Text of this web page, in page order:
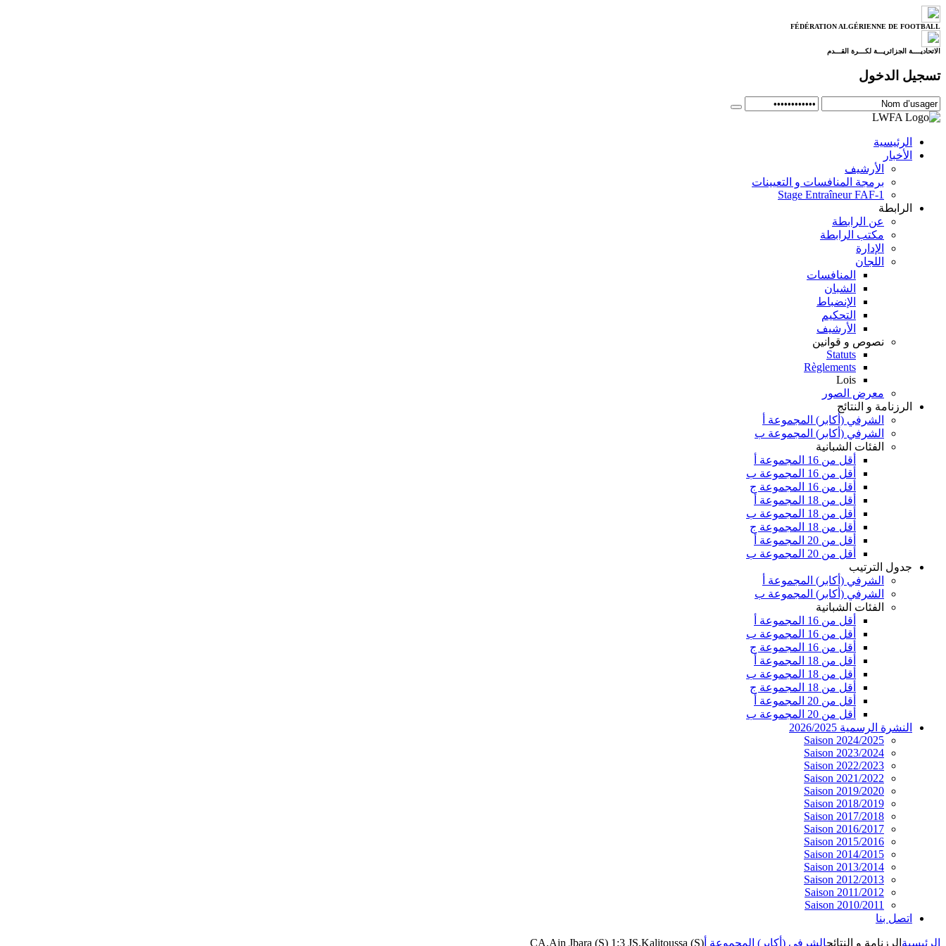
FÉDÉRATION ALGÉRIENNE DE FOOTBALL
الاتحاديــــة الجزائريـــة لكـــرة القـــدم
تسجيل الدخول
الرئيسية
الأخبار
الأرشيف
برمجة المنافسات و التعيينات
Stage Entraîneur FAF-1
الرابطة
عن الرابطة
مكتب الرابطة
الإدارة
اللجان
المنافسات
الشبان
الإنضباط
التحكيم
الأرشيف
نصوص و قوانين
Statuts
Règlements
Lois
معرض الصور
الرزنامة و النتائج
الشرفي (أكابر) المجموعة أ
الشرفي (أكابر) المجموعة ب
الفئات الشبانية
أقل من 16 المجموعة أ
أقل من 16 المجموعة ب
أقل من 16 المجموعة ج
أقل من 18 المجموعة أ
أقل من 18 المجموعة ب
أقل من 18 المجموعة ج
أقل من 20 المجموعة أ
أقل من 20 المجموعة ب
جدول الترتيب
الشرفي (أكابر) المجموعة أ
الشرفي (أكابر) المجموعة ب
الفئات الشبانية
أقل من 16 المجموعة أ
أقل من 16 المجموعة ب
أقل من 16 المجموعة ج
أقل من 18 المجموعة أ
أقل من 18 المجموعة ب
أقل من 18 المجموعة ج
أقل من 20 المجموعة أ
أقل من 20 المجموعة ب
النشرة الرسمية 2026/2025
Saison 2024/2025
Saison 2023/2024
Saison 2022/2023
Saison 2021/2022
Saison 2019/2020
Saison 2018/2019
Saison 2017/2018
Saison 2016/2017
Saison 2015/2016
Saison 2014/2015
Saison 2013/2014
Saison 2012/2013
Saison 2011/2012
Saison 2010/2011
اتصل بنا
الرئيسية الرزنامة و النتائجالشرفي (أكابر) المجموعة أ CA.Ain Jbara (S) 1:3 JS.Kalitoussa (S)